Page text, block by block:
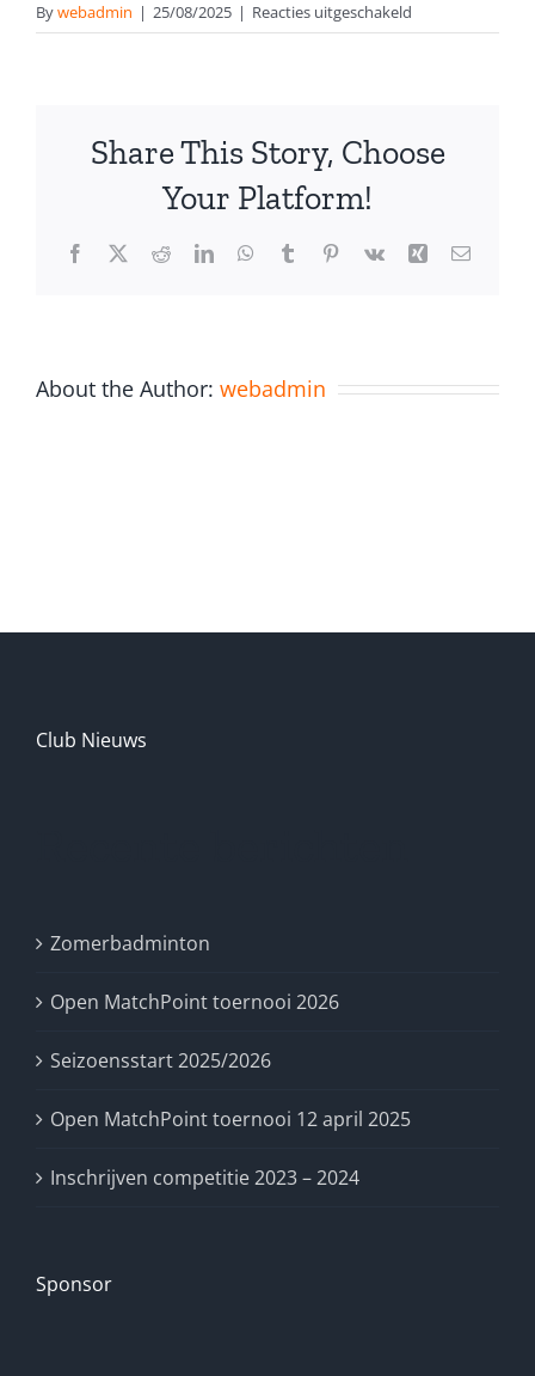
Bywebadmin | 25/08/2025 | Reacties uitgeschakeld
Share This Story, Choose
Your Platform!
Facebook
X RedditLinkedInWhatsApp
TumblrPinterest
Vk Xing Email
About the Author: webadmin
Club Nieuws
Zomerbadminton
Open MatchPoint toernooi 2026
Seizoensstart 2025/2026
Open MatchPoint toernooi 12 april 2025
Inschrijven competitie 2023 – 2024
Sponsor